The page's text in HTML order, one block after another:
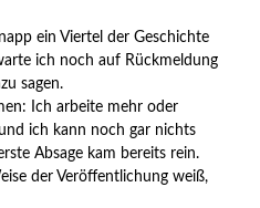
ein Viertel der Geschichte
ich noch auf Rückmeldung
sagen.
Ich arbeite mehr oder
ich kann noch gar nichts
Absage kam bereits rein.
der Veröffentlichung weiß,